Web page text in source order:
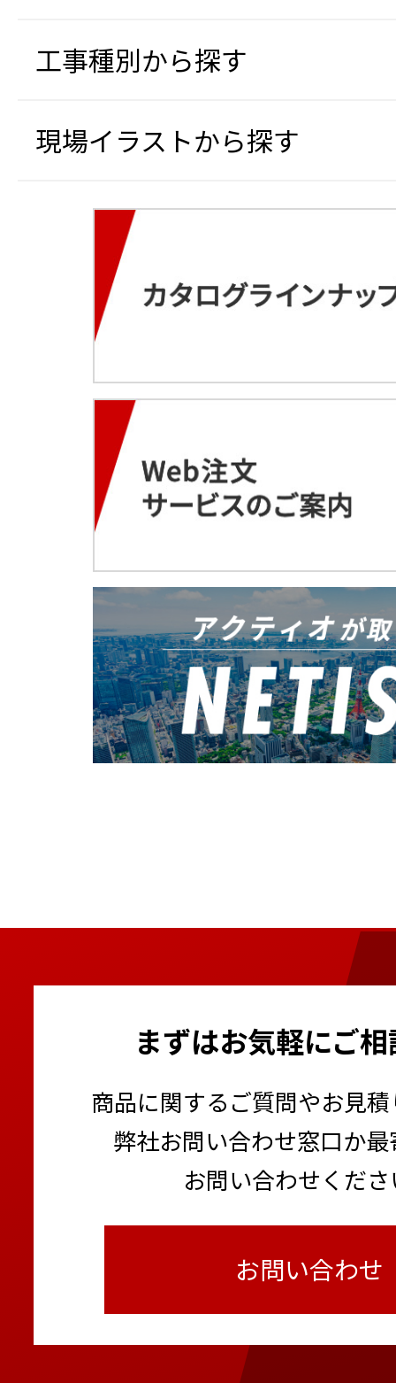
工事種別から探す
現場イラストから探す
まずはお気軽にご
商品に関するご質問やお見
弊社お問い合わせ窓口か
お問い合わせくだ
お問い合わせ